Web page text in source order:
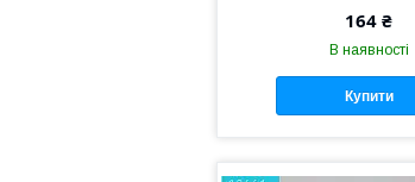
164 ₴
В наявності
Купити